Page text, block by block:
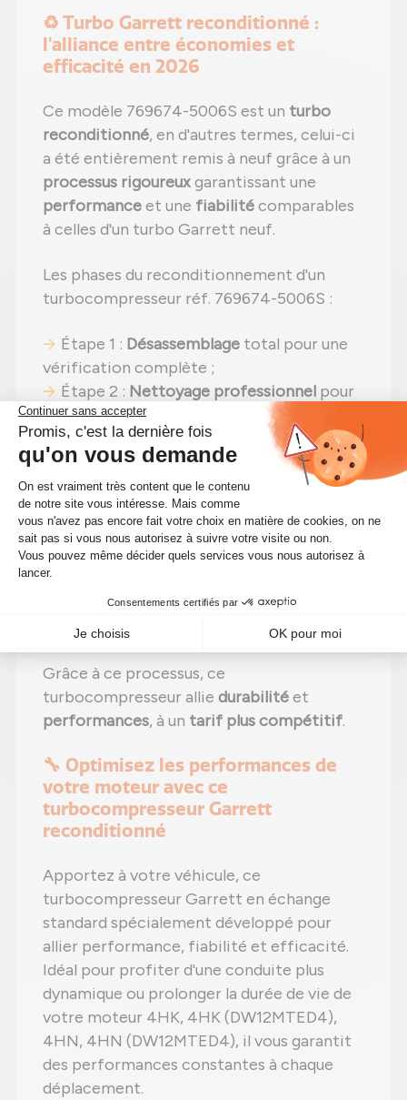
♻️ Turbo Garrett reconditionné :
l'alliance entre économies et
efficacité en 2026
Ce modèle 769674-5006S est un turbo
reconditionné, en d'autres termes, celui-ci
a été entièrement remis à neuf grâce à un
processus rigoureuxgarantissant une
performanceet une fiabilitécomparables
à celles d'un turbo Garrett neuf.
Les phases du reconditionnement d'un
turbocompresseur réf. 769674-5006S :
Étape 1 : Désassemblage total pour une
vérification complète ;
Étape 2 : Nettoyage professionnel pour
éliminer toute impureté ;
Étape 3 :Examen détaillé
de tous les
composants ;
Étape 4 :Remplacement des pièces
défectueusespar des composants neufs ;
Étape 5 :Remontageavec des réglages
effectués selon les recommandations du
fabricant ;
Étape 6 :Contrôle qualitésur banc
d'essai Schenck avant expédition.
Grâce à ce processus, ce
turbocompresseur allie durabilitéet
performances, à un tarif plus compétitif.
🔧 Optimisez les performances de
votre moteur avec ce
turbocompresseur Garrett
reconditionné
Apportez à votre véhicule, ce
turbocompresseur Garrett en échange
standard spécialement développé pour
allier performance, fiabilité et efficacité.
Idéal pour profiter d'une conduite plus
dynamique ou prolonger la durée de vie de
votre moteur 4HK, 4HK (DW12MTED4),
4HN, 4HN (DW12MTED4), il vous garantit
des performances constantes à chaque
déplacement.